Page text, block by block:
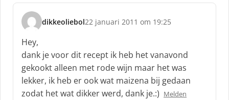
dikkeoliebol
s
c
h
r
e
e
f
22 januari 2011 om 19:25
Hey,
dank je voor dit recept ik heb het vanavond
gekookt alleen met rode wijn maar het was
lekker, ik heb er ook wat maizena bij gedaan
zodat het wat dikker werd, dank je.:) Melden